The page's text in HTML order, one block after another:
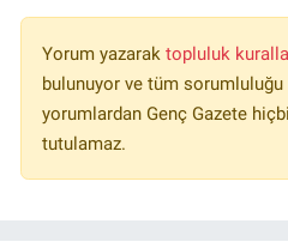
Yorum yazarak topluluk
bulunuyor ve tüm sorumluluğu
yorumlardan Genç Gazete
tutulamaz.